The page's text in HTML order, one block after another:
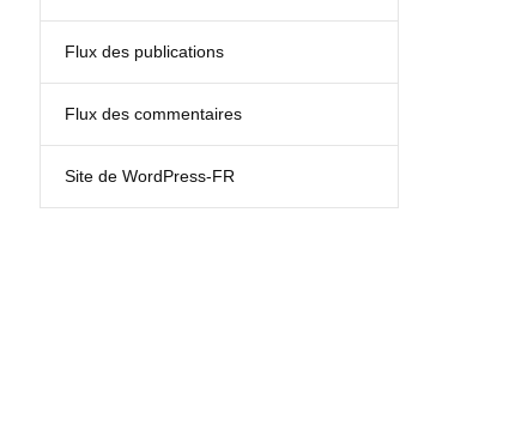
Flux des publications
Flux des commentaires
Site de WordPress-FR